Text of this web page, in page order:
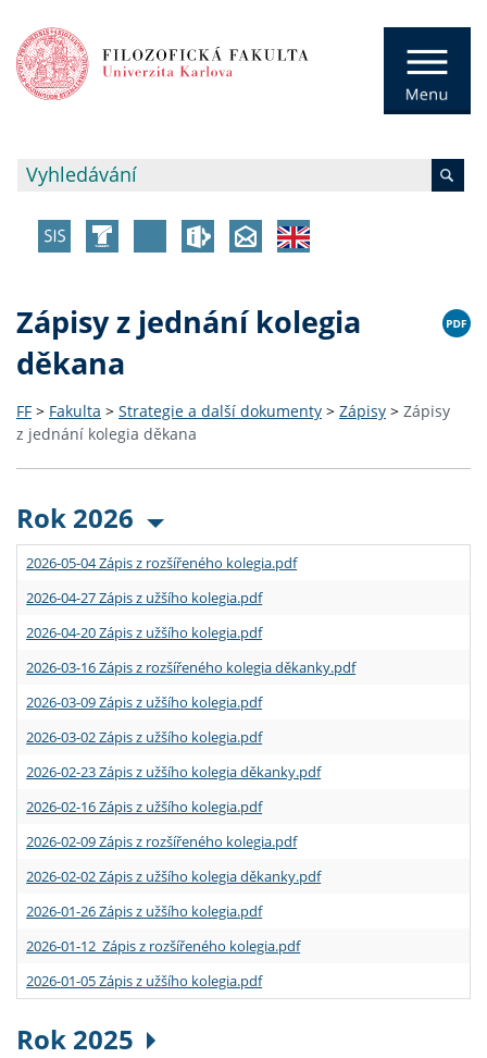
Zápisy z jednání kolegia
děkana
FF > Fakulta > Strategie a další dokumenty > Zápisy > Zápisy
z jednání kolegia děkana
Rok 2026
2026-05-04 Zápis z rozšířeného kolegia.pdf
2026-04-27 Zápis z užšího kolegia.pdf
2026-04-20 Zápis z užšího kolegia.pdf
2026-03-16 Zápis z rozšířeného kolegia děkanky.pdf
2026-03-09 Zápis z užšího kolegia.pdf
2026-03-02 Zápis z užšího kolegia.pdf
2026-02-23 Zápis z užšího kolegia děkanky.pdf
2026-02-16 Zápis z užšího kolegia.pdf
2026-02-09 Zápis z rozšířeného kolegia.pdf
2026-02-02 Zápis z užšího kolegia děkanky.pdf
2026-01-26 Zápis z užšího kolegia.pdf
2026-01-12 Zápis z rozšířeného kolegia.pdf
2026-01-05 Zápis z užšího kolegia.pdf
Rok 2025